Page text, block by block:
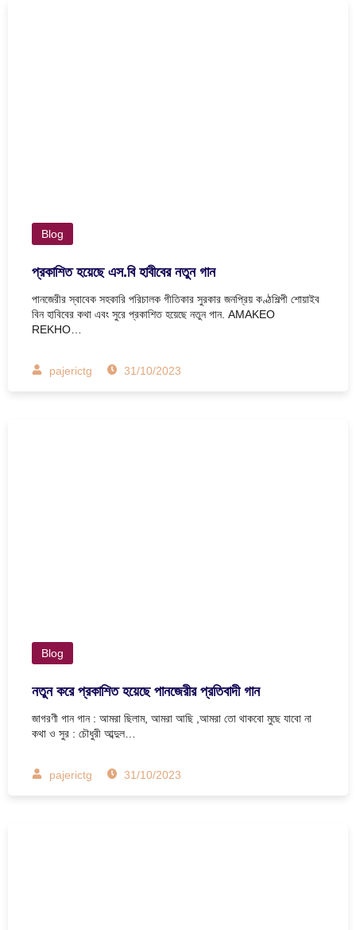
Blog
প্রকাশিত হয়েছে এস.বি হাবীবের নতুন গান
পানজেরীর স্বাবেক সহকারি পরিচালক গীতিকার সুরকার জনপ্রিয় কণ্ঠশিল্পী শোয়াইব
বিন হাবিবের কথা এবং সুরে প্রকাশিত হয়েছে নতুন গান. AMAKEO
REKHO…
pajerictg 31/10/2023
Blog
নতুন করে প্রকাশিত হয়েছে পানজেরীর প্রতিবাদী গান
জাগরণী গান গান : আমরা ছিলাম, আমরা আছি ,আমরা তো থাকবো মুছে যাবো না
কথা ও সুর : চৌধুরী আব্দুল…
pajerictg 31/10/2023